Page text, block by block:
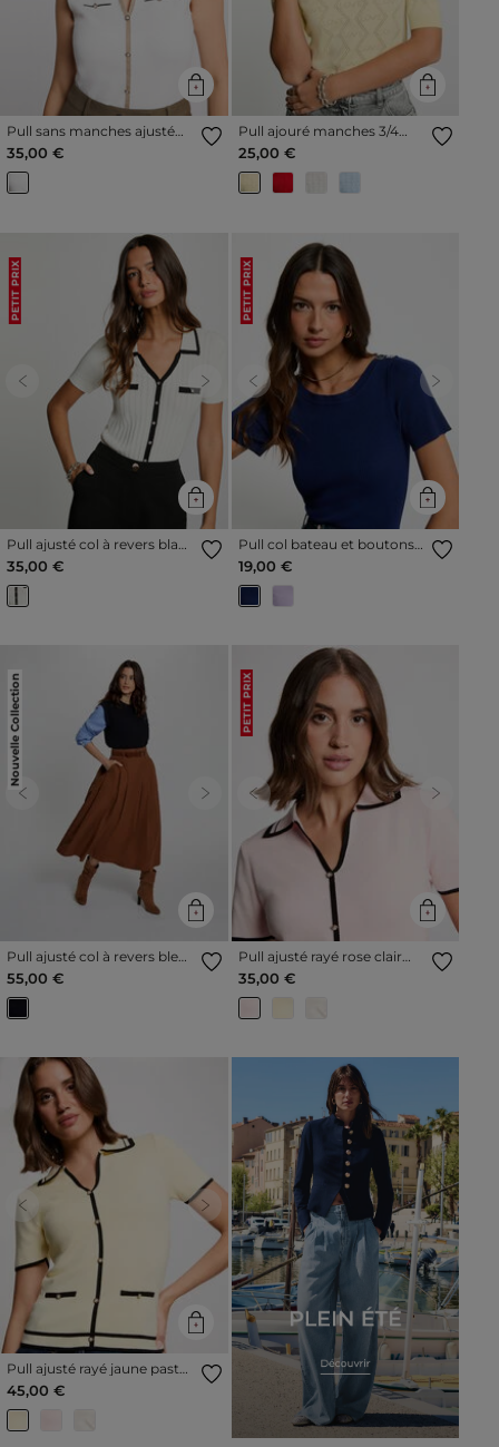
Pull sans manches ajusté
blanc femme
35,00 €
Pull ajouré manches 3/4
jaune pastel femme
25,00 €
PETIT PRIX
Previous Next
Pull ajusté col à revers blanc
femme
35,00 €
PETIT PRIX
Previous Next
Pull col bateau et boutons
bleu marine femme
19,00 €
Nouvelle Collection
Previous Next
Pull ajusté col à revers bleu
marine femme
55,00 €
PETIT PRIX
Previous Next
Pull ajusté rayé rose clair
femme
35,00 €
Previous Next
Pull ajusté rayé jaune pastel
femme
45,00 €